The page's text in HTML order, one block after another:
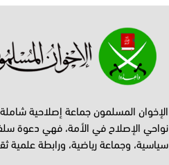
الإخوان المسلمون جماعة إصلاحية
نواحي الإصلاح في الأمة، فهي دعوة
سياسية، وجماعة رياضية، ورابطة علمية